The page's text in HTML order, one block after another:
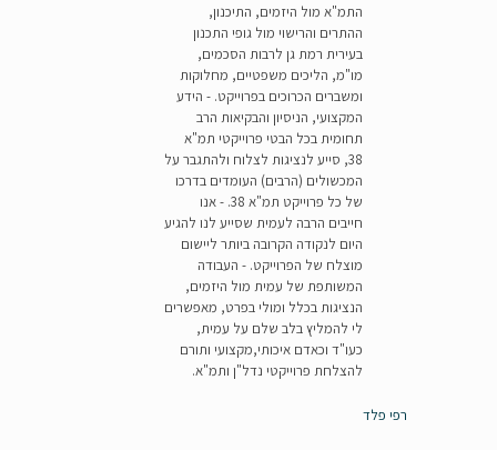
התמ"א מול היזמים, התיכנון,
ההתרים והרישוי מול גופי התכנון
בעירית רמת גן לרבות הסכמים,
מו"מ, הליכים משפטיים, מחלוקות
ומשברים הכרוכים בפרוייקט. - הידע
המקצועי, הניסיון והבקיאות הרב
תחומית בכל הבטי פרוייקטי תמ"א
38, סייע לנציגות לצלוח ולהתגבר על
המכשולים (הרבים) העומדים בדרכו
של כל פרוייקט תמ"א 38. - אנו
חייבים הרבה לעמית שסייע לנו להגיע
היום לנקודה הקרובה ביותר ליישום
מוצלח של הפרוייקט. - העבודה
המשותפת של עמית מול היזמים,
הנציגות בכלל ומולי בפרט, מאפשרים
לי להמליץ בלב שלם על עמית,
כעו"ד וכאדם איכותי,מקצועי ותורם
להצלחת פרוייקטי נדל"ן ותמ"א.
רפי פלד